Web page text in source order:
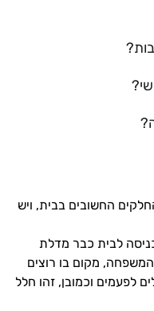
החשובים בבית, ויש
לבית כבר מדלת
מקום בו רוצים
לפעמים וכמובן, זהו חלל